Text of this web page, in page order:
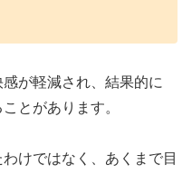
が軽減され、結果的に
とがあります。
けではなく、あくまで目